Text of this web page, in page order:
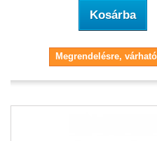
Kosárba
Megrendelésre,